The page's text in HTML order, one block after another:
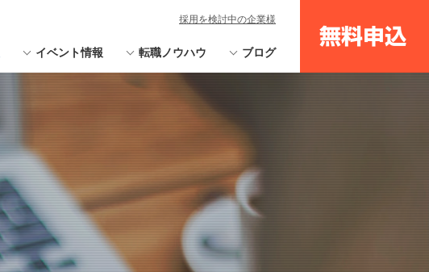
イベント情報 転職ノウハウ ブログ
無料申込
採用を検討中の企業様